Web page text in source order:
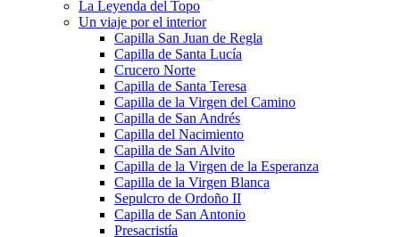
La Leyenda del Topo
Un viaje por el interior
Capilla San Juan de Regla
Capilla de Santa Lucía
Crucero Norte
Capilla de Santa Teresa
Capilla de la Virgen del Camino
Capilla de San Andrés
Capilla del Nacimiento
Capilla de San Alvito
Capilla de la Virgen de la Esperanza
Capilla de la Virgen Blanca
Sepulcro de Ordoño II
Capilla de San Antonio
Presacristía